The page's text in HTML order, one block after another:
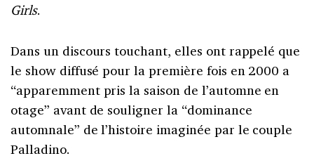
Girls.
Dans un discours touchant, elles ont rappelé que
le show diffusé pour la première fois en 2000 a
“apparemment pris la saison de l’automne en
otage” avant de souligner la “dominance
automnale” de l’histoire imaginée par le couple
Palladino.